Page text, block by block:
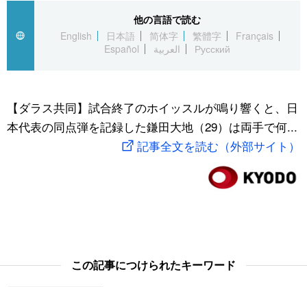
Русский
経済・ビジネス
国際
文化
トップ
アーカイブ
In-depth
Japan Data
動画/Live
スポーツ・東京2020
他の言語で読む
English
日本語 简体字 繁體字
Français
Español
العربية Русский
【ダラス共同】試合終了のホイッスルが鳴り響くと、日
本代表の同点弾を記録した鎌田大地（29）は両手で何...
記事全文を読む（外部サイト）
この記事につけられたキーワード